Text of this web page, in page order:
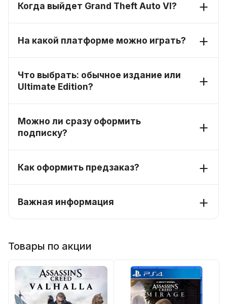
Когда выйдет Grand Theft Auto VI?
На какой платформе можно играть?
Что выбрать: обычное издание или
Ultimate Edition?
Можно ли сразу оформить
подписку?
Как оформить предзаказ?
Важная информация
Товары по акции